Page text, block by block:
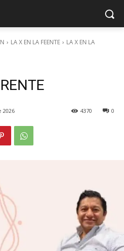
LA X EN LA FEENTE
LA X EN LA
2026 0
4370